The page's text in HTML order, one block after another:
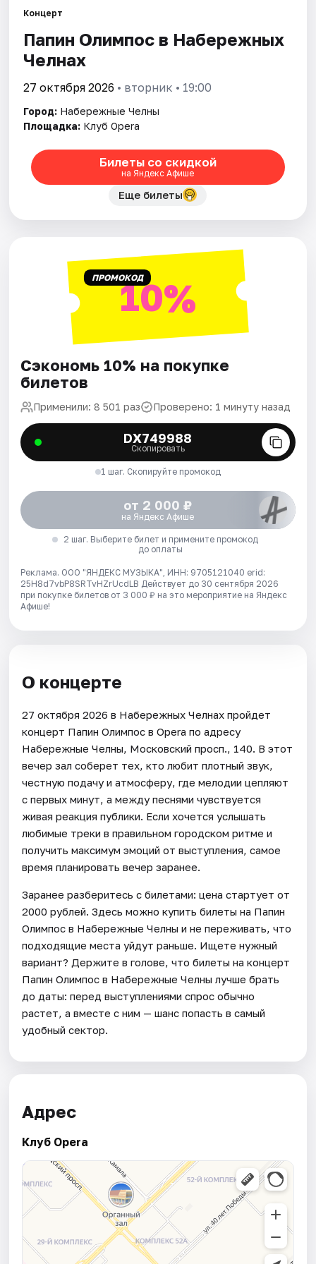
Артисты
Рейтинги
Концерт
Папин Олимпос в Набережных
Челнах
27 октября 2026 • вторник • 19:00
Город: Набережные Челны
Площадка: Клуб Opera
Билеты со скидкой
на Яндекс Афише
Еще билеты
ПРОМОКОД10%
Сэкономь 10% на покупке
билетов
Применили: 8 501 раз Проверено: 1 минуту назад
DX749988
Скопировать
1 шаг. Скопируйте промокод
от 2 000 ₽
на Яндекс Афише
2 шаг. Выберите билет и примените промокод
до оплаты
Реклама. ООО "ЯНДЕКС МУЗЫКА", ИНН: 9705121040 erid:
25H8d7vbP8SRTvHZrUcdLB Действует до 30 сентября 2026
при покупке билетов от 3 000 ₽ на это мероприятие на Яндекс
Афише!
О концерте
27 октября 2026 в Набережных Челнах пройдет
концерт Папин Олимпос в Opera по адресу
Набережные Челны, Московский просп., 140. В этот
вечер зал соберет тех, кто любит плотный звук,
честную подачу и атмосферу, где мелодии цепляют
с первых минут, а между песнями чувствуется
живая реакция публики. Если хочется услышать
любимые треки в правильном городском ритме и
получить максимум эмоций от выступления, самое
время планировать вечер заранее.
Заранее разберитесь с билетами: цена стартует от
2000 рублей. Здесь можно купить билеты на Папин
Олимпос в Набережные Челны и не переживать, что
подходящие места уйдут раньше. Ищете нужный
вариант? Держите в голове, что билеты на концерт
Папин Олимпос в Набережные Челны лучше брать
до даты: перед выступлениями спрос обычно
растет, а вместе с ним — шанс попасть в самый
удобный сектор.
Адрес
Клуб Opera